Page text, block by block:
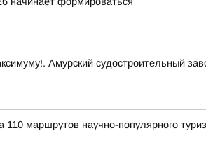
Амурский судостроительный
маршрутов научно-популярного